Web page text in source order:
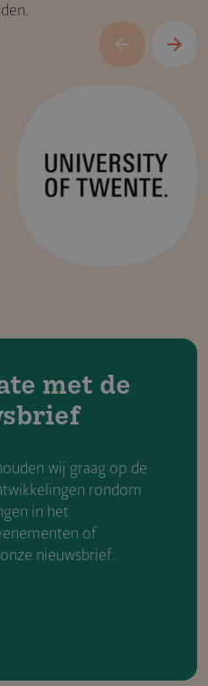
met de
wij graag op de
rondom
in het
of
nieuwsbrief.